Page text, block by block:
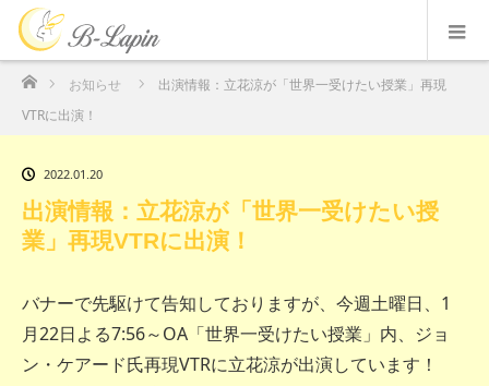
ホームお知らせ
出演情報：立花涼が「世界一受けたい授業」再現
VTRに出演！
2022.01.20
出演情報：立花涼が「世界一受けたい授
業」再現VTRに出演！
バナーで先駆けて告知しておりますが、今週土曜日、1
月22日よる7:56～OA「世界一受けたい授業」内、ジョ
ン・ケアード氏再現VTRに立花涼が出演しています！